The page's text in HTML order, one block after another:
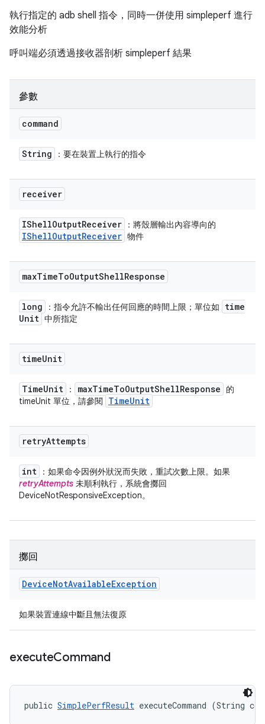
執行指定的 adb shell 指令，同時一併使用 simpleperf 進行
效能分析
呼叫端必須透過接收器剖析 simpleperf 結果
參數
command
String ：要在裝置上執行的指令
receiver
IShellOutputReceiver ：將殼層輸出內容導向的
IShellOutputReceiver 物件
maxTimeToOutputShellResponse
long ：指令允許不輸出任何回應的時間上限；單位如
time
Unit 中所指定
timeUnit
TimeUnit ： maxTimeToOutputShellResponse
的
timeUnit 單位，請參閱
TimeUnit
retryAttempts
int
：如果命令因例外狀況而失敗，重試次數上限。如果
retryAttempts 未順利執行，系統會擲回
DeviceNotResponsiveException。
擲回
DeviceNotAvailableException
如果裝置連線中斷且無法復原
executeCommand
public SimplePerfResult executeCommand (String